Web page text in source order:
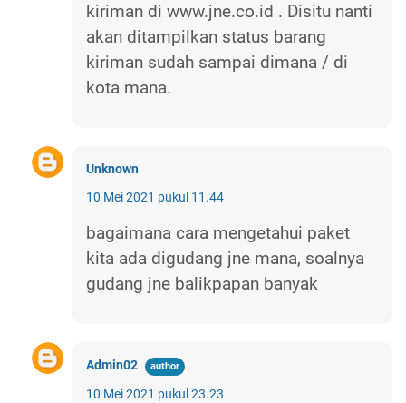
kiriman di www.jne.co.id . Disitu nanti
akan ditampilkan status barang
kiriman sudah sampai dimana / di
kota mana.
Unknown
10 Mei 2021 pukul 11.44
bagaimana cara mengetahui paket
kita ada digudang jne mana, soalnya
gudang jne balikpapan banyak
Admin02
10 Mei 2021 pukul 23.23